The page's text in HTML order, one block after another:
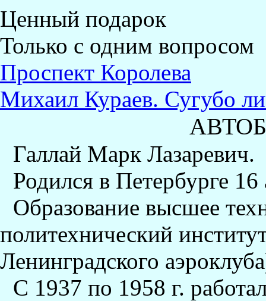
Ценный подарок
Только с одним вопросом
Проспект Королева
Михаил Кураев. Сугубо
Галлай Марк Лазаревич.
Родился в Петербурге 16
Образование высшее
политехнический
Ленинградского
С 1937 по 1958 г.